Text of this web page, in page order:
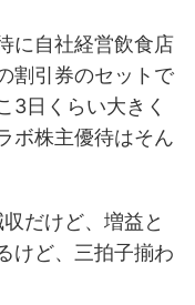
に自社経営飲食店
割引券のセットで
3日くらい大きく
ボ株主優待はそん
だけど、増益と
けど、三拍子揃わ